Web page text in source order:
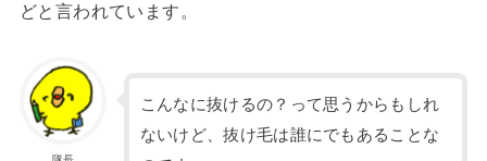
どと言われています。
こんなに抜けるの？って思うからもしれ
ないけど、抜け毛は誰にでもあることな